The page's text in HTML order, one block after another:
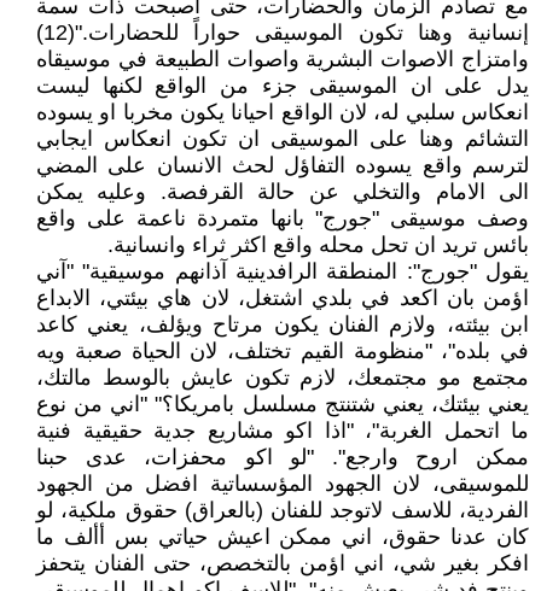
مع تصادم الزمان والحضارات، حتى أصبحت ذات سمة
إنسانية وهنا تكون الموسيقى حواراً للحضارات."(12)
وامتزاج الاصوات البشرية واصوات الطبيعة في موسيقاه
يدل على ان الموسيقى جزء من الواقع لكنها ليست
انعكاس سلبي له، لان الواقع احيانا يكون مخربا او يسوده
التشائم وهنا على الموسيقى ان تكون انعكاس ايجابي
لترسم واقع يسوده التفاؤل لحث الانسان على المضي
الى الامام والتخلي عن حالة القرفصة. وعليه يمكن
وصف موسيقى "جورج" بانها متمردة ناعمة على واقع
بائس تريد ان تحل محله واقع اكثر ثراء وانسانية.
يقول "جورج": المنطقة الرافدينية آذانهم موسيقية" "آني
اؤمن بان اكعد في بلدي اشتغل، لان هاي بيئتي، الابداع
ابن بيئته، ولازم الفنان يكون مرتاح ويؤلف، يعني كاعد
في بلده"، "منظومة القيم تختلف، لان الحياة صعبة ويه
مجتمع مو مجتمعك، لازم تكون عايش بالوسط مالتك،
يعني بيئتك، يعني شتنتج مسلسل بامريكا؟" "اني من نوع
ما اتحمل الغربة"، "اذا اكو مشاريع جدية حقيقية فنية
ممكن اروح وارجع". "لو اكو محفزات، عدى حبنا
للموسيقى، لان الجهود المؤسساتية افضل من الجهود
الفردية، للاسف لاتوجد للفنان (بالعراق) حقوق ملكية، لو
كان عدنا حقوق، اني ممكن اعيش حياتي بس أألف ما
افكر بغير شي، اني اؤمن بالتخصص، حتى الفنان يتحفز